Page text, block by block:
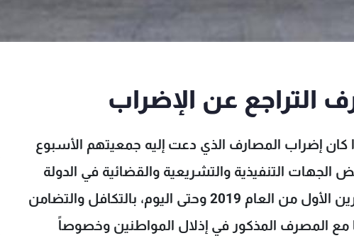
التراجع عن الإضراب
كان إضراب المصارف الذي دعت إليه جمعيتهم الأسبوع
التنفيذية والتشريعية والقضائية في الدولة
اللبنانية بعدما تخلفت عن القيام بواجباتها منذ تشرين الأول من العام 2019 وحتى اليوم، بالتكافل والتضامن
مع المصرف المذكور في إذلال المواطنين وخصوصاً